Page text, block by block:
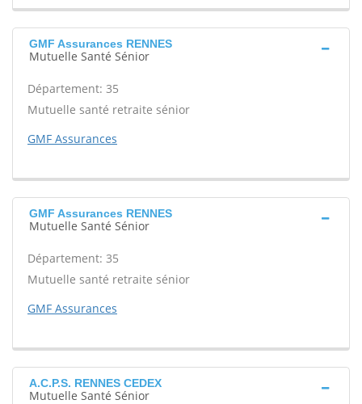
GMF Assurances RENNES
Mutuelle Santé Sénior
Département: 35
Mutuelle santé retraite sénior
GMF Assurances
GMF Assurances RENNES
Mutuelle Santé Sénior
Département: 35
Mutuelle santé retraite sénior
GMF Assurances
A.C.P.S. RENNES CEDEX
Mutuelle Santé Sénior